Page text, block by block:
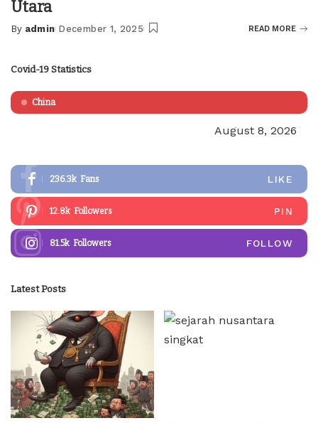
Utara
Posted
By admin December 1, 2025 READ MORE
Covid-19 Statistics
China
August 8, 2026
236.3k Fans LIKE
12.8k Followers PIN
81.5k Followers FOLLOW
Latest Posts